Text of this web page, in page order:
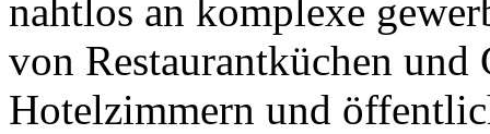
nahtlos an komplexe
von Restaurantküchen und
Hotelzimmern und